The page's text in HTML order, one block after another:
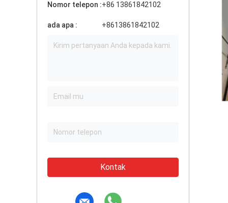
Nomor telepon :+86 13861842102
ada apa : +8613861842102
Kontak